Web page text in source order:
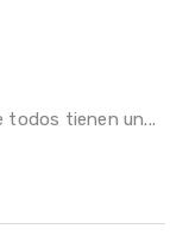
todos tienen un...